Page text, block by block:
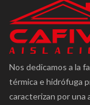
Nos dedicamos a la
térmica e hidrófuga
caracterizan por una